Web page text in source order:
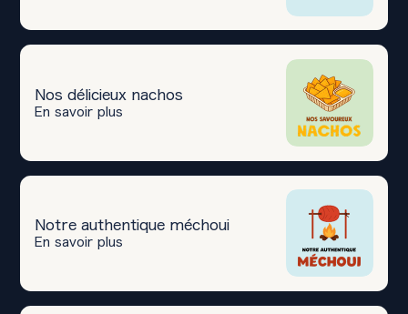
Nos délicieux nachos
En savoir plus
Notre authentique méchoui
En savoir plus